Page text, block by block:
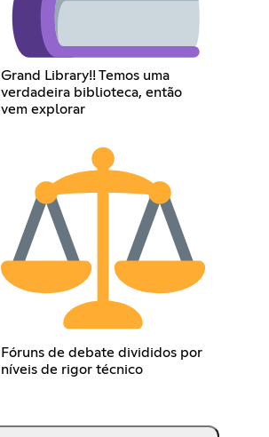
Grand Library!! Temos uma
verdadeira biblioteca, então
vem explorar
Fóruns de debate divididos por
níveis de rigor técnico